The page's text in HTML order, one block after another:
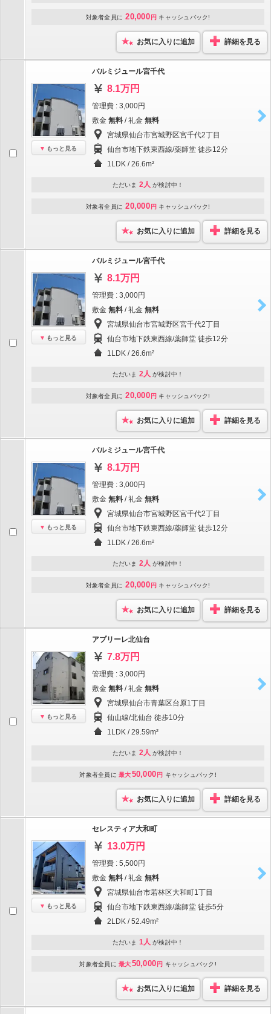
対象者全員に 20,000 円 キャッシュバック!
お気に入りに追加 詳細を見る
もっと見る
バルミジュール宮千代
8.1万円
管理費 : 3,000円
敷金 無料 / 礼金 無料
宮城県仙台市宮城野区宮千代2丁目
仙台市地下鉄東西線/薬師堂 徒歩12分
1LDK / 26.6m²
ただいま 2人 が検討中！
対象者全員に 20,000 円 キャッシュバック!
お気に入りに追加 詳細を見る
もっと見る
バルミジュール宮千代
8.1万円
管理費 : 3,000円
敷金 無料 / 礼金 無料
宮城県仙台市宮城野区宮千代2丁目
仙台市地下鉄東西線/薬師堂 徒歩12分
1LDK / 26.6m²
ただいま 2人 が検討中！
対象者全員に 20,000 円 キャッシュバック!
お気に入りに追加 詳細を見る
もっと見る
バルミジュール宮千代
8.1万円
管理費 : 3,000円
敷金 無料 / 礼金 無料
宮城県仙台市宮城野区宮千代2丁目
仙台市地下鉄東西線/薬師堂 徒歩12分
1LDK / 26.6m²
ただいま 2人 が検討中！
対象者全員に 20,000 円 キャッシュバック!
お気に入りに追加 詳細を見る
もっと見る
アプリーレ北仙台
7.8万円
管理費 : 3,000円
敷金 無料 / 礼金 無料
宮城県仙台市青葉区台原1丁目
仙山線/北仙台 徒歩10分
1LDK / 29.59m²
ただいま 2人 が検討中！
対象者全員に 最大50,000 円 キャッシュバック!
お気に入りに追加 詳細を見る
もっと見る
セレスティア大和町
13.0万円
管理費 : 5,500円
敷金 無料 / 礼金 無料
宮城県仙台市若林区大和町1丁目
仙台市地下鉄東西線/薬師堂 徒歩5分
2LDK / 52.49m²
ただいま 1人 が検討中！
対象者全員に 最大50,000 円 キャッシュバック!
お気に入りに追加 詳細を見る